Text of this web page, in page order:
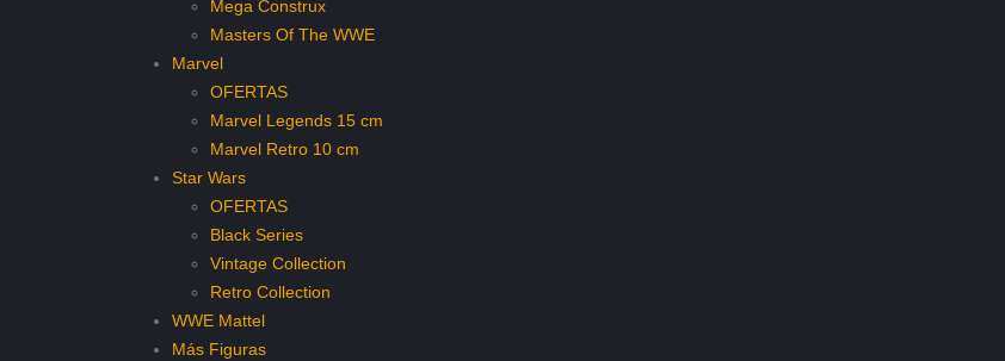
Mega Construx
Masters Of The WWE
Marvel
OFERTAS
Marvel Legends 15 cm
Marvel Retro 10 cm
Star Wars
OFERTAS
Black Series
Vintage Collection
Retro Collection
WWE Mattel
Más Figuras